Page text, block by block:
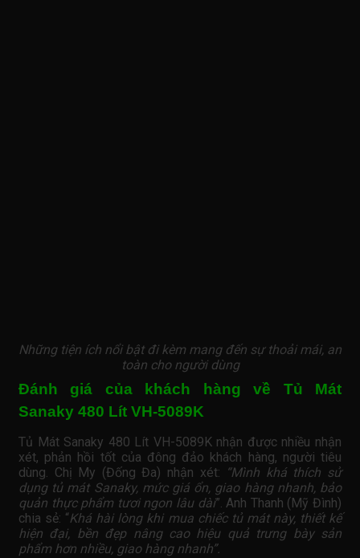
Những tiện ích nổi bật đi kèm mang đến sự thoải mái, an
toàn cho người dùng
Đánh giá của khách hàng về Tủ Mát
Sanaky 480 Lít VH-5089K
Tủ Mát Sanaky 480 Lít VH-5089K nhận được nhiều nhận
xét, phản hồi tốt của đông đảo khách hàng, người tiêu
dùng. Chị My (Đống Đa) nhận xét: “Mình khá thích sử
dụng tủ mát Sanaky, mức giá ổn, giao hàng nhanh, bảo
quản thực phẩm tươi ngon lâu dài”. Anh Thanh (Mỹ Đình)
chia sẻ: “Khá hài lòng khi mua chiếc tủ mát này, thiết kế
hiện đại, bền đẹp nâng cao hiệu quả trưng bày sản
phẩm hơn nhiều, giao hàng nhanh”.